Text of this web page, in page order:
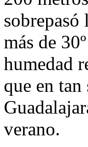
sobrepasó
más de
humedad
que en
verano.